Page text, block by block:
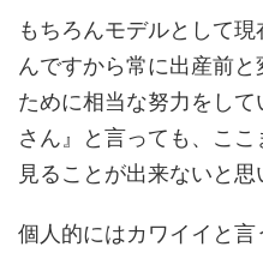
もちろんモデルとして
んですから常に出産前
ために相当な努力をし
さん』と言っても、こ
見ることが出来ないと思
個人的にはカワイイと言